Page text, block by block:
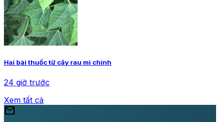
Hai bài thuốc từ cây rau mì chính
24 giờ trước
Xem tất cả
mail